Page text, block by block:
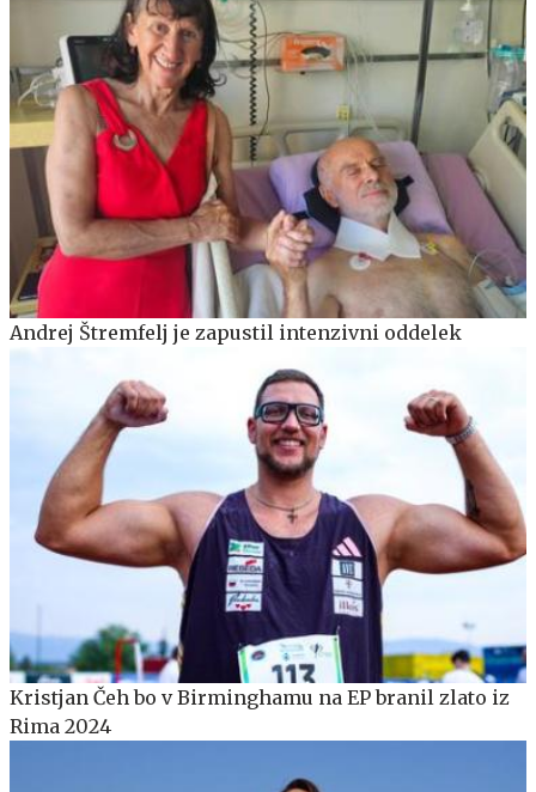
Andrej Štremfelj je zapustil intenzivni oddelek
Kristjan Čeh bo v Birminghamu na EP branil zlato iz
Rima 2024